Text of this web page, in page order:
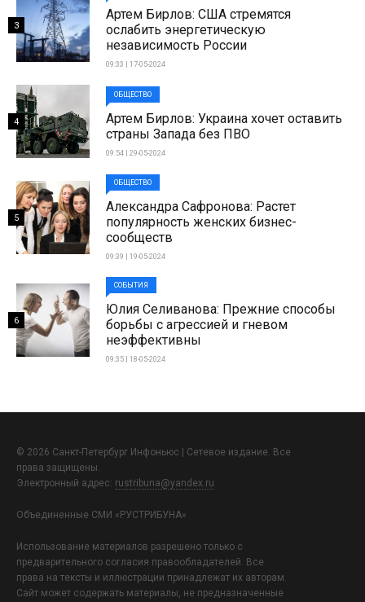
Артем Бирлов: США стремятся
ослабить энергетическую
независимость России
09:33 | 17-05-2024
3
ОБЩЕСТВО
Артем Бирлов: Украина хочет оставить
страны Запада без ПВО
09:54 | 29-05-2024
4
ОБЩЕСТВО
Александра Сафронова: Растет
популярность женских бизнес-
сообществ
09:39 | 19-05-2024
5
СОБЫТИЯ
Юлия Селиванова: Прежние способы
борьбы с агрессией и гневом
неэффективны
09:35 | 18-05-2024
6
© 2026 Санкт-Петербург Инфоньюс | Сетевое издание. Все
права защищены.
Электронный адрес: rustribuna@yandex.ru
Объединенные СМИ «РУСТРИБУНА»
Использование материалов разрешено только с
предварительного согласия правообладателей. Все
права на тексты и иллюстрации принадлежат их авторам.
Сайт может содержать материалы, не предназначенные